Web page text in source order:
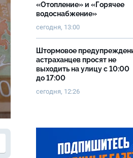
«Отопление» и «Горячее
водоснабжение»
сегодня, 13:00
Штормовое
астраханцев просят не
выходить на улицу с 10:00
до 17:00
сегодня, 12:26